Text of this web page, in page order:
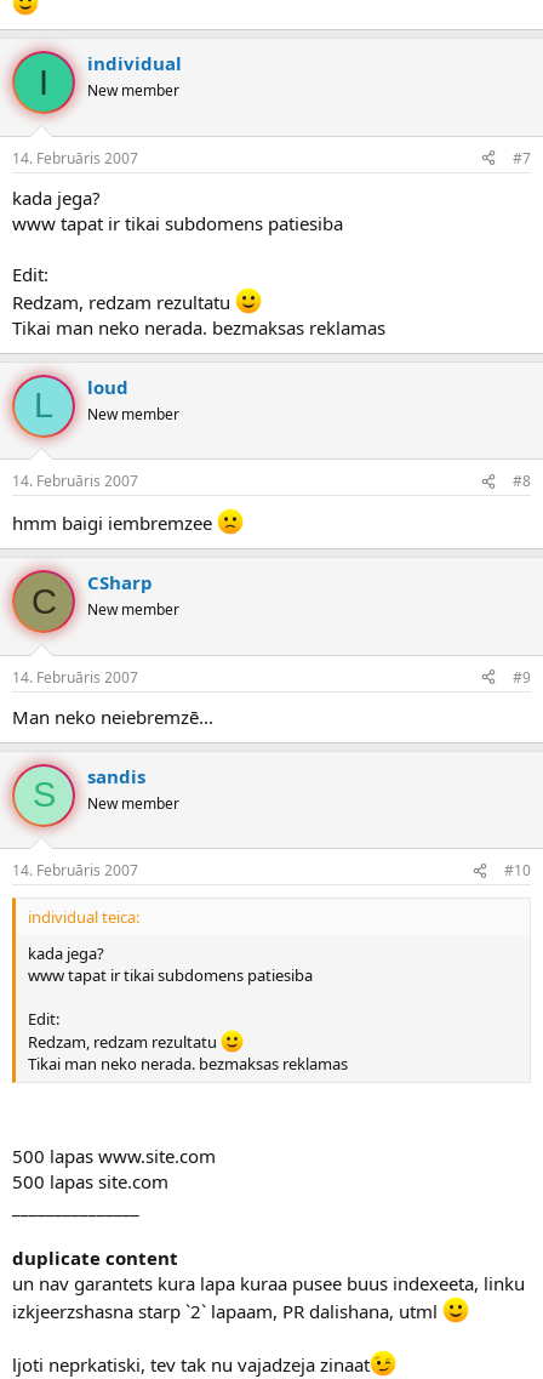
I individual
New member
14. Februāris 2007 #7
kada jega?
www tapat ir tikai subdomens patiesiba
Edit:
Redzam, redzam rezultatu
Tikai man neko nerada. bezmaksas reklamas
L loud
New member
14. Februāris 2007 #8
hmm baigi iembremzee
C CSharp
New member
14. Februāris 2007 #9
Man neko neiebremzē...
S sandis
New member
14. Februāris 2007 #10
individual teica:
kada jega?
www tapat ir tikai subdomens patiesiba
Edit:
Redzam, redzam rezultatu
Tikai man neko nerada. bezmaksas reklamas
500 lapas www.site.com
500 lapas site.com
duplicate content
un nav garantets kura lapa kuraa pusee buus indexeeta, linku
izkjeerzshasna starp `2` lapaam, PR dalishana, utml
ljoti neprkatiski, tev tak nu vajadzeja zinaat